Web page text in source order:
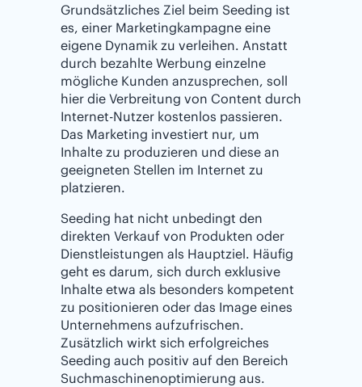
Grundsätzliches Ziel beim Seeding ist
es, einer Marketingkampagne eine
eigene Dynamik zu verleihen. Anstatt
durch bezahlte Werbung einzelne
mögliche Kunden anzusprechen, soll
hier die Verbreitung von Content durch
Internet-Nutzer kostenlos passieren.
Das Marketing investiert nur, um
Inhalte zu produzieren und diese an
geeigneten Stellen im Internet zu
platzieren.
Seeding hat nicht unbedingt den
direkten Verkauf von Produkten oder
Dienstleistungen als Hauptziel. Häufig
geht es darum, sich durch exklusive
Inhalte etwa als besonders kompetent
zu positionieren oder das Image eines
Unternehmens aufzufrischen.
Zusätzlich wirkt sich erfolgreiches
Seeding auch positiv auf den Bereich
Suchmaschinenoptimierung aus.